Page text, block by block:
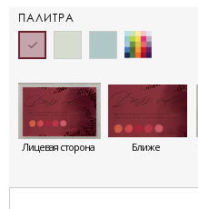
ПАЛИТРА
Лицевая сторона Ближе